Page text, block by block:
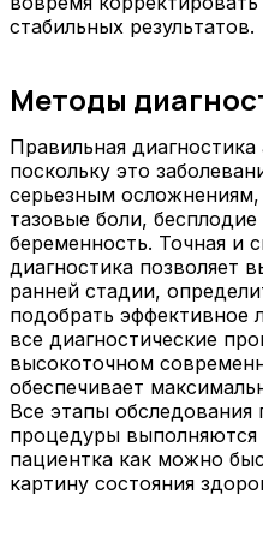
стабильных результатов.
Методы
Правильная
поскольку это
серьезным
тазовые боли,
беременность. Точная и
диагностика позволяет
ранней стадии,
подобрать эффективное
все диагностические
высокоточном
обеспечивает
Все этапы обследования
процедуры
пациентка как можно
картину состояния